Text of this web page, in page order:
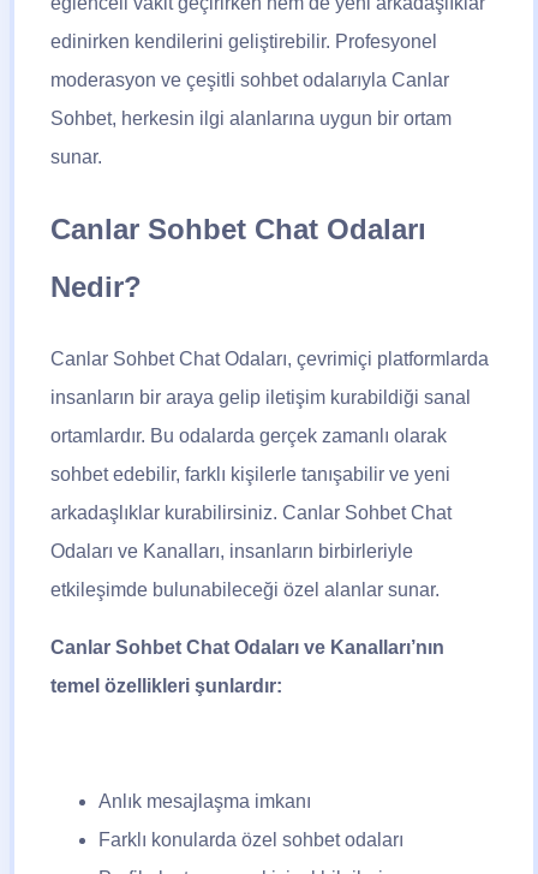
edinirken kendilerini geliştirebilir. Profesyonel
moderasyon ve çeşitli sohbet odalarıyla Canlar
Sohbet, herkesin ilgi alanlarına uygun bir ortam
sunar.
Canlar Sohbet Chat Odaları
Nedir?
Canlar Sohbet Chat Odaları, çevrimiçi platformlarda
insanların bir araya gelip iletişim kurabildiği sanal
ortamlardır. Bu odalarda gerçek zamanlı olarak
sohbet edebilir, farklı kişilerle tanışabilir ve yeni
arkadaşlıklar kurabilirsiniz. Canlar Sohbet Chat
Odaları ve Kanalları, insanların birbirleriyle
etkileşimde bulunabileceği özel alanlar sunar.
Canlar Sohbet Chat Odaları ve Kanalları’nın
temel özellikleri şunlardır:
Anlık mesajlaşma imkanı
Farklı konularda özel sohbet odaları